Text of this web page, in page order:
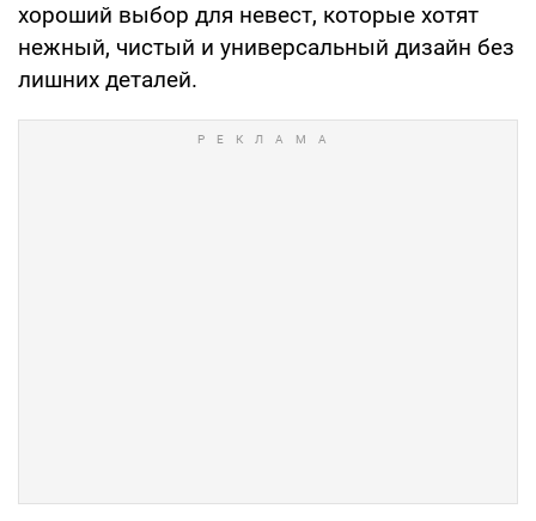
хороший выбор для невест, которые хотят
нежный, чистый и универсальный дизайн без
лишних деталей.